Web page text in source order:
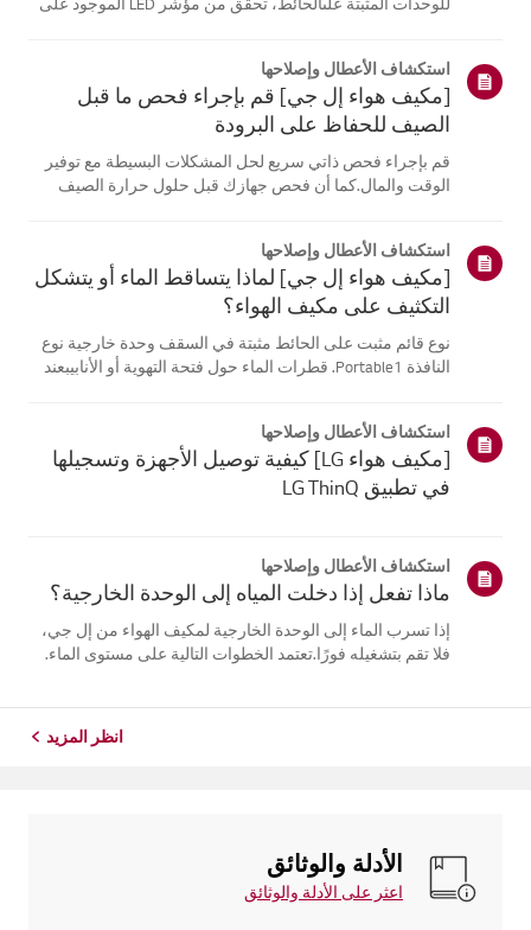
الرموز.كيفية ...
استكشاف الأعطال وإصلاحها
[مكيف هواء إل جي] قم بإجراء فحص ما قبل
الصيف للحفاظ على البرودة
قم بإجراء فحص ذاتي سريع لحل المشكلات البسيطة مع توفير
الوقت والمال.كما أن فحص جهازك قبل حلول حرارة الصيف
توصيلات المقابس الكهربائية. ...
استكشاف الأعطال وإصلاحها
[مكيف هواء إل جي] لماذا يتساقط الماء أو يتشكل
التكثيف على مكيف الهواء؟
نوع قائم مثبت على الحائط مثبتة في السقف وحدة خارجية نوع
النافذة Portable1. قطرات الماء حول فتحة التهوية أو الأنابيبعند
فيالغرفة...
استكشاف الأعطال وإصلاحها
[مكيف هواء LG] كيفية توصيل الأجهزة وتسجيلها
في تطبيق LG ThinQ
استكشاف الأعطال وإصلاحها
ماذا تفعل إذا دخلت المياه إلى الوحدة الخارجية؟
إذا تسرب الماء إلى الوحدة الخارجية لمكيف الهواء من إل جي،
فلا تقم بتشغيله فورًا.تعتمد الخطوات التالية على مستوى الماء.
انظر المزيد
الأدلة والوثائق
اعثر على الأدلة والوثائق